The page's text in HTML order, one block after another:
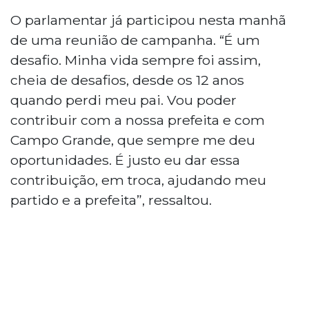
O parlamentar já participou nesta manhã
de uma reunião de campanha. “É um
desafio. Minha vida sempre foi assim,
cheia de desafios, desde os 12 anos
quando perdi meu pai. Vou poder
contribuir com a nossa prefeita e com
Campo Grande, que sempre me deu
oportunidades. É justo eu dar essa
contribuição, em troca, ajudando meu
partido e a prefeita”, ressaltou.